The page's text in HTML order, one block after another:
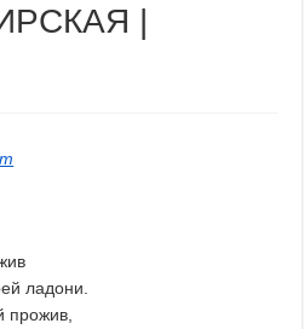
|
ладони.
прожив,